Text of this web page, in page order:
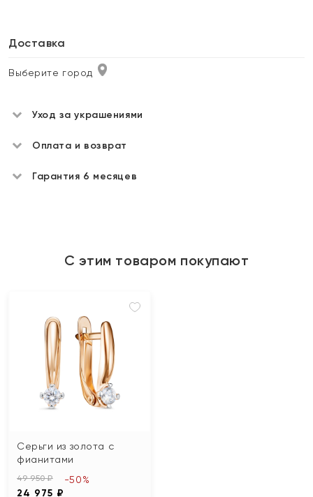
Доставка
Выберите город
Уход за украшениями
Оплата и возврат
Гарантия 6 месяцев
С этим товаром покупают
Серьги из золота с
фианитами
49 950 ₽
24 975 ₽
-50%